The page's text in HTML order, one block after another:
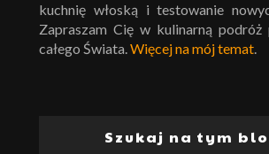
kuchnię włoską i testowanie
Zapraszam Cię w kulinarną podróż
całego Świata.Więcej na mój temat.
Szukaj na tym